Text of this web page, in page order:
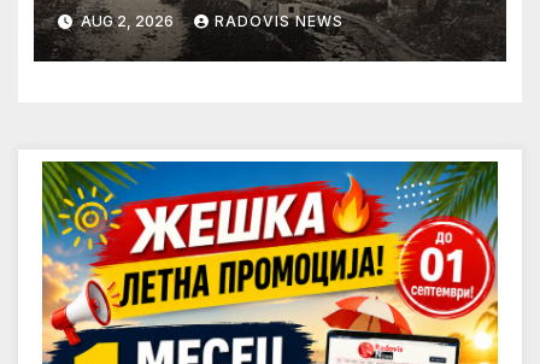
AUG 2, 2026 RADOVIS NEWS